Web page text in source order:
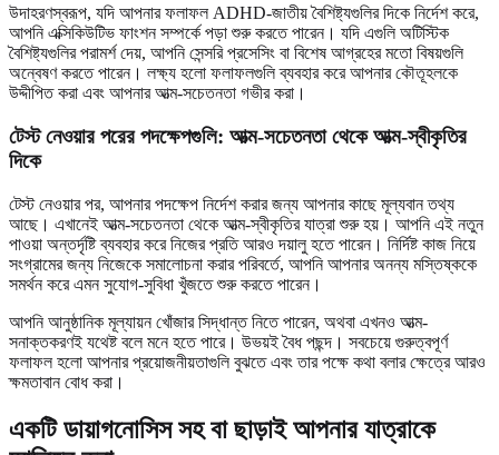
উদাহরণস্বরূপ, যদি আপনার ফলাফল ADHD-জাতীয় বৈশিষ্ট্যগুলির দিকে নির্দেশ করে,
আপনি এক্সিকিউটিভ ফাংশন সম্পর্কে পড়া শুরু করতে পারেন। যদি এগুলি অটিস্টিক
বৈশিষ্ট্যগুলির পরামর্শ দেয়, আপনি সেন্সরি প্রসেসিং বা বিশেষ আগ্রহের মতো বিষয়গুলি
অন্বেষণ করতে পারেন। লক্ষ্য হলো ফলাফলগুলি ব্যবহার করে আপনার কৌতূহলকে
উদ্দীপিত করা এবং আপনার আত্ম-সচেতনতা গভীর করা।
টেস্ট নেওয়ার পরের পদক্ষেপগুলি: আত্ম-সচেতনতা থেকে আত্ম-স্বীকৃতির
দিকে
টেস্ট নেওয়ার পর, আপনার পদক্ষেপ নির্দেশ করার জন্য আপনার কাছে মূল্যবান তথ্য
আছে। এখানেই আত্ম-সচেতনতা থেকে আত্ম-স্বীকৃতির যাত্রা শুরু হয়। আপনি এই নতুন
পাওয়া অন্তর্দৃষ্টি ব্যবহার করে নিজের প্রতি আরও দয়ালু হতে পারেন। নির্দিষ্ট কাজ নিয়ে
সংগ্রামের জন্য নিজেকে সমালোচনা করার পরিবর্তে, আপনি আপনার অনন্য মস্তিষ্ককে
সমর্থন করে এমন সুযোগ-সুবিধা খুঁজতে শুরু করতে পারেন।
আপনি আনুষ্ঠানিক মূল্যায়ন খোঁজার সিদ্ধান্ত নিতে পারেন, অথবা এখনও আত্ম-
সনাক্তকরণই যথেষ্ট বলে মনে হতে পারে। উভয়ই বৈধ পছন্দ। সবচেয়ে গুরুত্বপূর্ণ
ফলাফল হলো আপনার প্রয়োজনীয়তাগুলি বুঝতে এবং তার পক্ষে কথা বলার ক্ষেত্রে আরও
ক্ষমতাবান বোধ করা।
একটি ডায়াগনোসিস সহ বা ছাড়াই আপনার যাত্রাকে